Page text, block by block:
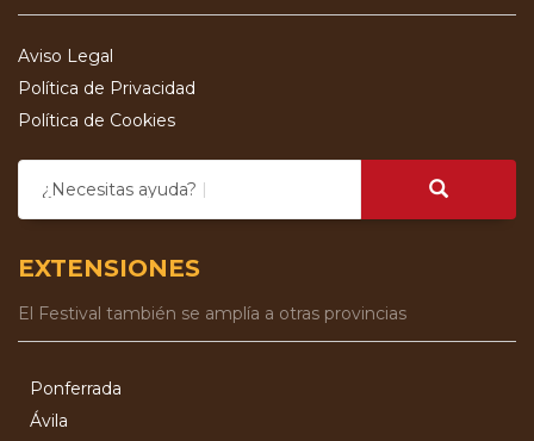
Aviso Legal
Política de Privacidad
Política de Cookies
¿Necesitas ayuda?
EXTENSIONES
El Festival también se amplía a otras provincias
Ponferrada
Ávila